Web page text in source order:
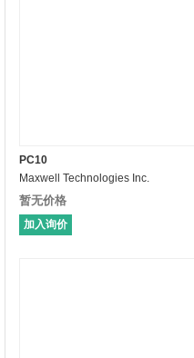
PC10
Maxwell Technologies Inc.
暂无价格
加入询价